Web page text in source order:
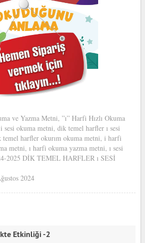
ve Yazma Metni, ”ı” Harfi Hızlı Okuma
okuma metni, dik temel harfler ı sesi
temel harfler okurım okuma metni, i harfi
metni, ı harfi okuma yazma metni, ı sesi
2025 DİK TEMEL HARFLER ı SESİ
2024
Etkinliği -2